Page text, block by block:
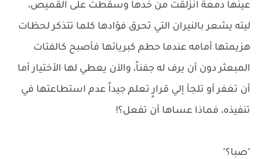
عينها دمعة انزلقت من خدها وسقطت على القميص،
ليته يشعر بالنيران التي تحرق فؤادها كلما تتذكر لحظات
هزيمتها أمامه عندما حطم كبريائها فأصبح كالفتات
المبعثر دون أن يرف له جفناً، والآن يعطي لها الأختيار أما
أن تغفر أو تلجأ إلي قرارٍ تعلم جيداً عدم استطاعتها في
تنفيذه، فماذا عساها أن تفعل؟!
"صبا؟"